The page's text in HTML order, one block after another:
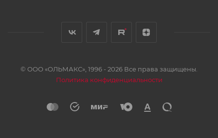
© ООО «ОЛЬМАКС», 1996 - 2026 Все права защищены.
Политика конфиденциальности